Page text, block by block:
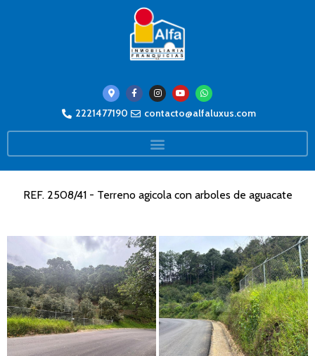
2221477190 contacto@alfaluxus.com
REF. 2508/41 - Terreno agicola con arboles de aguacate